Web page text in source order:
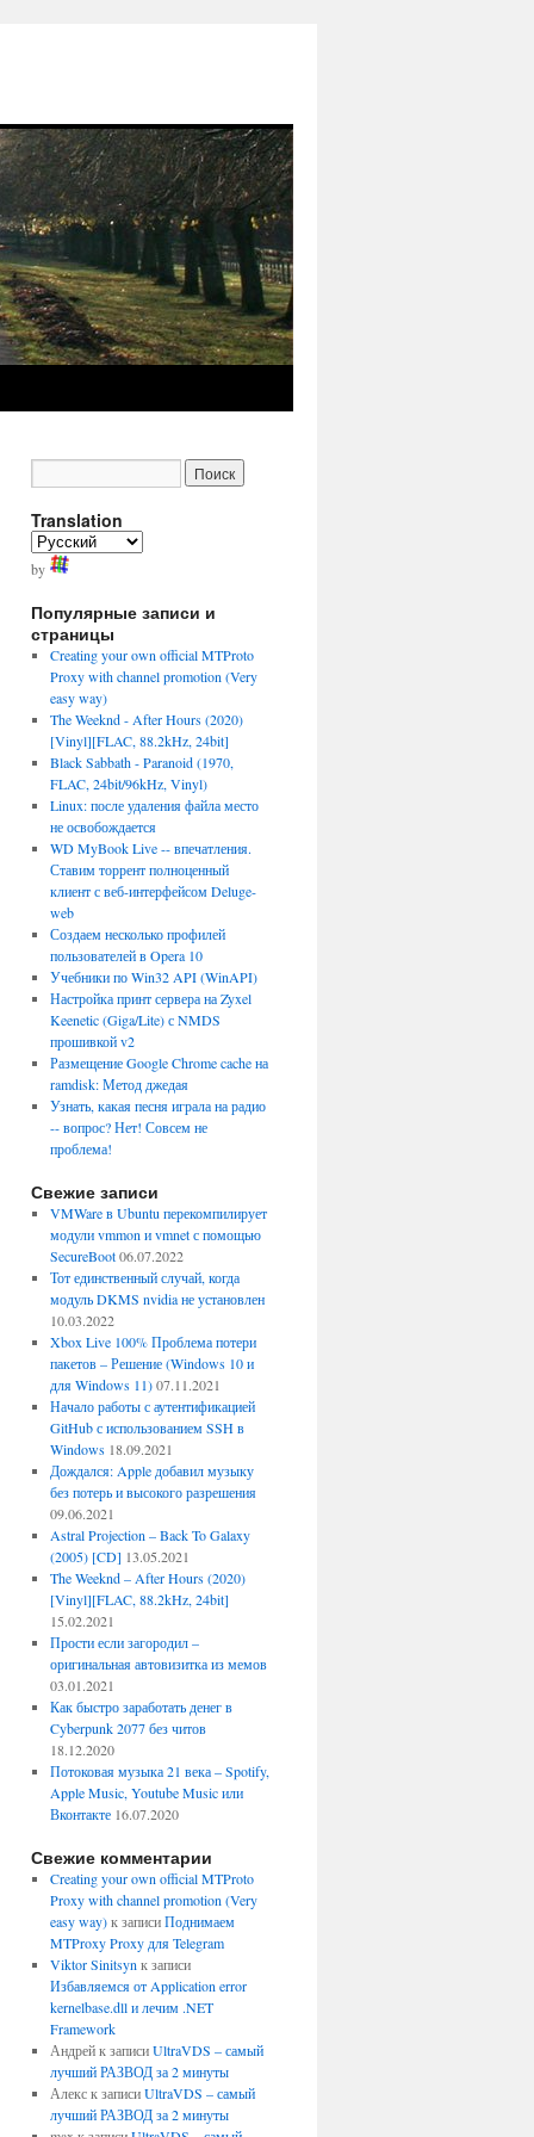
Translation
by
Популярные записи и
страницы
Creating your own official MTProto
Proxy with channel promotion (Very
easy way)
The Weeknd - After Hours (2020)
[Vinyl][FLAC, 88.2kHz, 24bit]
Black Sabbath - Paranoid (1970,
FLAC, 24bit/96kHz, Vinyl)
Linux: после удаления файла место
не освобождается
WD MyBook Live -- впечатления.
Ставим торрент полноценный
клиент с веб-интерфейсом Deluge-
web
Создаем несколько профилей
пользователей в Opera 10
Учебники по Win32 API (WinAPI)
Настройка принт сервера на Zyxel
Keenetic (Giga/Lite) с NMDS
прошивкой v2
Размещение Google Chrome cache на
ramdisk: Метод джедая
Узнать, какая песня играла на радио
-- вопрос? Нет! Совсем не
проблема!
Свежие записи
VMWare в Ubuntu перекомпилирует
модули vmmon и vmnet с помощью
SecureBoot 06.07.2022
Тот единственный случай, когда
модуль DKMS nvidia не установлен
10.03.2022
Xbox Live 100% Проблема потери
пакетов – Решение (Windows 10 и
для Windows 11) 07.11.2021
Начало работы с аутентификацией
GitHub с использованием SSH в
Windows 18.09.2021
Дождался: Apple добавил музыку
без потерь и высокого разрешения
09.06.2021
Astral Projection – Back To Galaxy
(2005) [CD] 13.05.2021
The Weeknd – After Hours (2020)
[Vinyl][FLAC, 88.2kHz, 24bit]
15.02.2021
Прости если загородил –
оригинальная автовизитка из мемов
03.01.2021
Как быстро заработать денег в
Cyberpunk 2077 без читов
18.12.2020
Потоковая музыка 21 века – Spotify,
Apple Music, Youtube Music или
Вконтакте 16.07.2020
Свежие комментарии
Creating your own official MTProto
Proxy with channel promotion (Very
easy way)к записиПоднимаем
MTProxy Proxy для Telegram
Viktor Sinitsyn к записи
Избавляемся от Application error
kernelbase.dll и лечим .NET
Framework
Андрейк записиUltraVDS – самый
лучший РАЗВОД за 2 минуты
Алекск записиUltraVDS – самый
лучший РАЗВОД за 2 минуты